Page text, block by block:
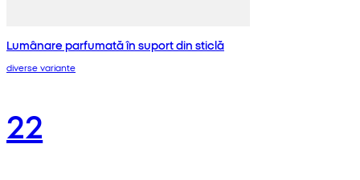
Lumânare parfumată în suport din sticlă
diverse variante
22